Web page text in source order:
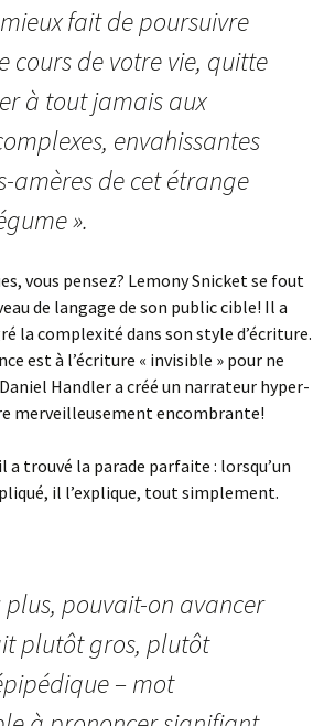
fait de poursuivre
cours de votre vie, quitte
à tout jamais aux
envahissantes
amères de cet étrange
».
vous pensez? Lemony Snicket se fout
de langage de son public cible! Il a
la complexité dans son style d’écriture.
est à l’écriture « invisible » pour ne
Handler a créé un narrateur hyper-
merveilleusement encombrante!
a trouvé la parade parfaite : lorsqu’un
il l’explique, tout simplement.
plus, pouvait-on avancer
plutôt gros, plutôt
– mot